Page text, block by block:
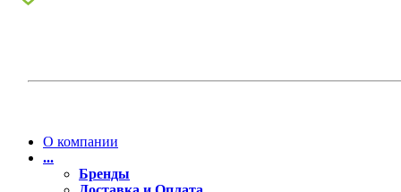
О компании
...
Бренды